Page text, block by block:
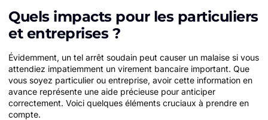
Quels impacts pour les particuliers
et entreprises ?
Évidemment, un tel arrêt soudain peut causer un malaise si vous
attendiez impatiemment un virement bancaire important. Que
vous soyez particulier ou entreprise, avoir cette information en
avance représente une aide précieuse pour anticiper
correctement. Voici quelques éléments cruciaux à prendre en
compte.